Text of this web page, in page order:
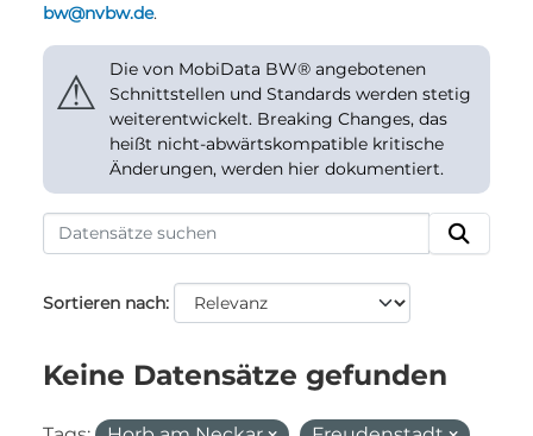
bw@nvbw.de.
⚠
Die von MobiData BW® angebotenen
Schnittstellen und Standards werden stetig
weiterentwickelt. Breaking Changes, das
heißt nicht-abwärtskompatible kritische
Änderungen, werden hier dokumentiert.
Sortieren nach
Keine Datensätze gefunden